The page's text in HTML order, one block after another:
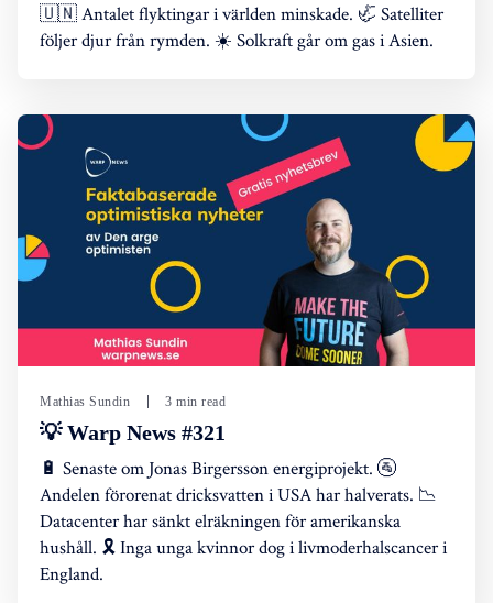
🇺🇳 Antalet flyktingar i världen minskade. 🦏 Satelliter
följer djur från rymden. ☀️ Solkraft går om gas i Asien.
Mathias Sundin 3 min read
💡 Warp News #321
🔋 Senaste om Jonas Birgersson energiprojekt. 🚰
Andelen förorenat dricksvatten i USA har halverats. 📉
Datacenter har sänkt elräkningen för amerikanska
hushåll. 🎗️ Inga unga kvinnor dog i livmoderhalscancer i
England.